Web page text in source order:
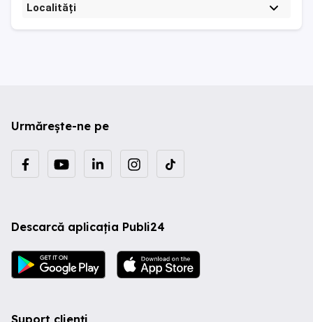
Localități
Urmărește-ne pe
Descarcă aplicația Publi24
Suport clienți